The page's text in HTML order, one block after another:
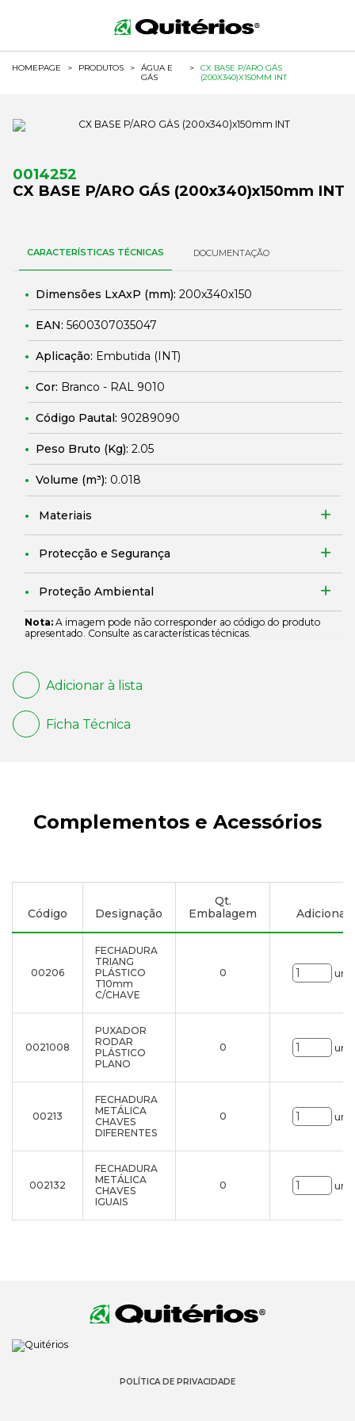
HOMEPAGE > PRODUTOS >
ÁGUA E
GÁS
>
CX BASE P/ARO GÁS
(200X340)X150MM INT
0014252
CX BASE P/ARO GÁS (200x340)x150mm INT
CARACTERÍSTICAS TÉCNICAS DOCUMENTAÇÃO
Dimensões LxAxP (mm): 200x340x150
EAN: 5600307035047
Aplicação: Embutida (INT)
Cor: Branco - RAL 9010
Código Pautal: 90289090
Peso Bruto (Kg): 2.05
Volume (m³): 0.018
Materiais
Protecção e Segurança
Proteção Ambiental
Nota: A imagem pode não corresponder ao código do produto
apresentado. Consulte as características técnicas.
Adicionar à lista
Ficha Técnica
Complementos e Acessórios
Código Designação
Qt.
Embalagem
Adicionar
00206
FECHADURA
TRIANG
PLÁSTICO
T10mm
C/CHAVE
0 uni.
0021008
PUXADOR
RODAR
PLÁSTICO
PLANO
0 uni.
00213
FECHADURA
METÁLICA
CHAVES
DIFERENTES
0 uni.
002132
FECHADURA
METÁLICA
CHAVES
IGUAIS
0 uni.
POLÍTICA DE PRIVACIDADE